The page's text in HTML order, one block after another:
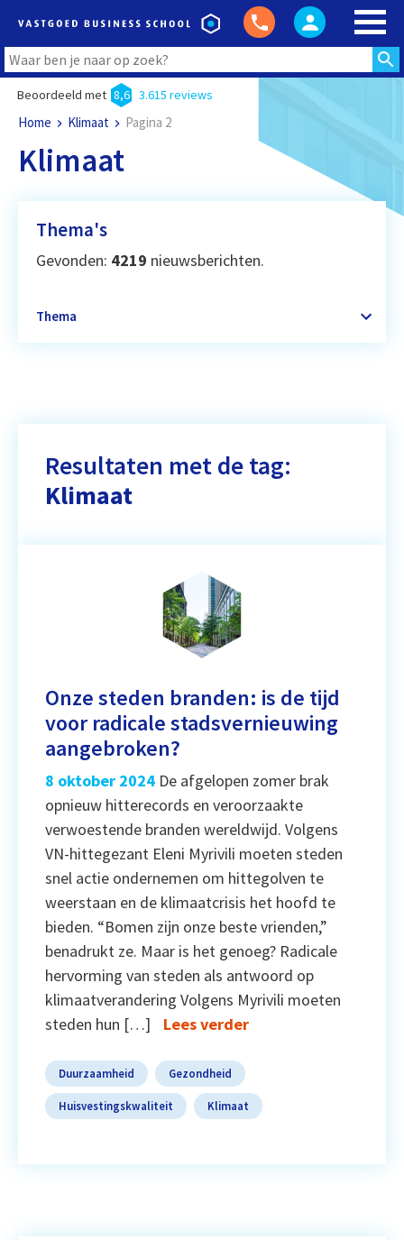
Beoordeeld met 8,6 3.615 reviews
Home Klimaat Pagina 2
Klimaat
Thema's
Gevonden: 4219 nieuwsberichten.
Thema
Resultaten met de tag:
Klimaat
Onze steden branden: is de tijd
voor radicale stadsvernieuwing
aangebroken?
8 oktober 2024 De afgelopen zomer brak
opnieuw hitterecords en veroorzaakte
verwoestende branden wereldwijd. Volgens
VN-hittegezant Eleni Myrivili moeten steden
snel actie ondernemen om hittegolven te
weerstaan en de klimaatcrisis het hoofd te
bieden. “Bomen zijn onze beste vrienden,”
benadrukt ze. Maar is het genoeg? Radicale
hervorming van steden als antwoord op
klimaatverandering Volgens Myrivili moeten
steden hun […]
Lees verder
Duurzaamheid Gezondheid
Huisvestingskwaliteit Klimaat